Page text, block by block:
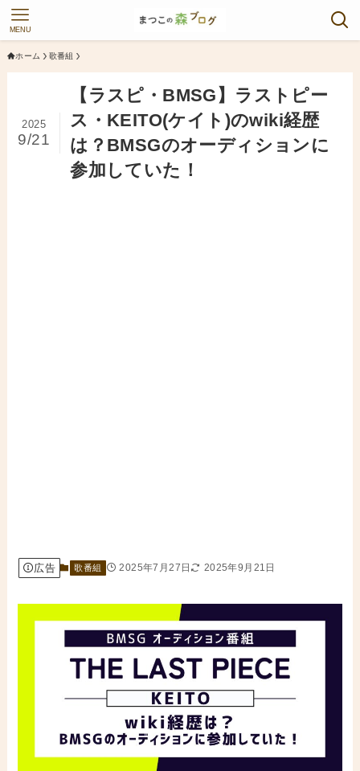
MENU
ホーム 歌番組
【ラスピ・BMSG】ラストピー
ス・KEITO(ケイト)のwiki経歴
は？BMSGのオーディションに
参加していた！
2025
9/21
広告 歌番組 2025年7月27日 2025年9月21日